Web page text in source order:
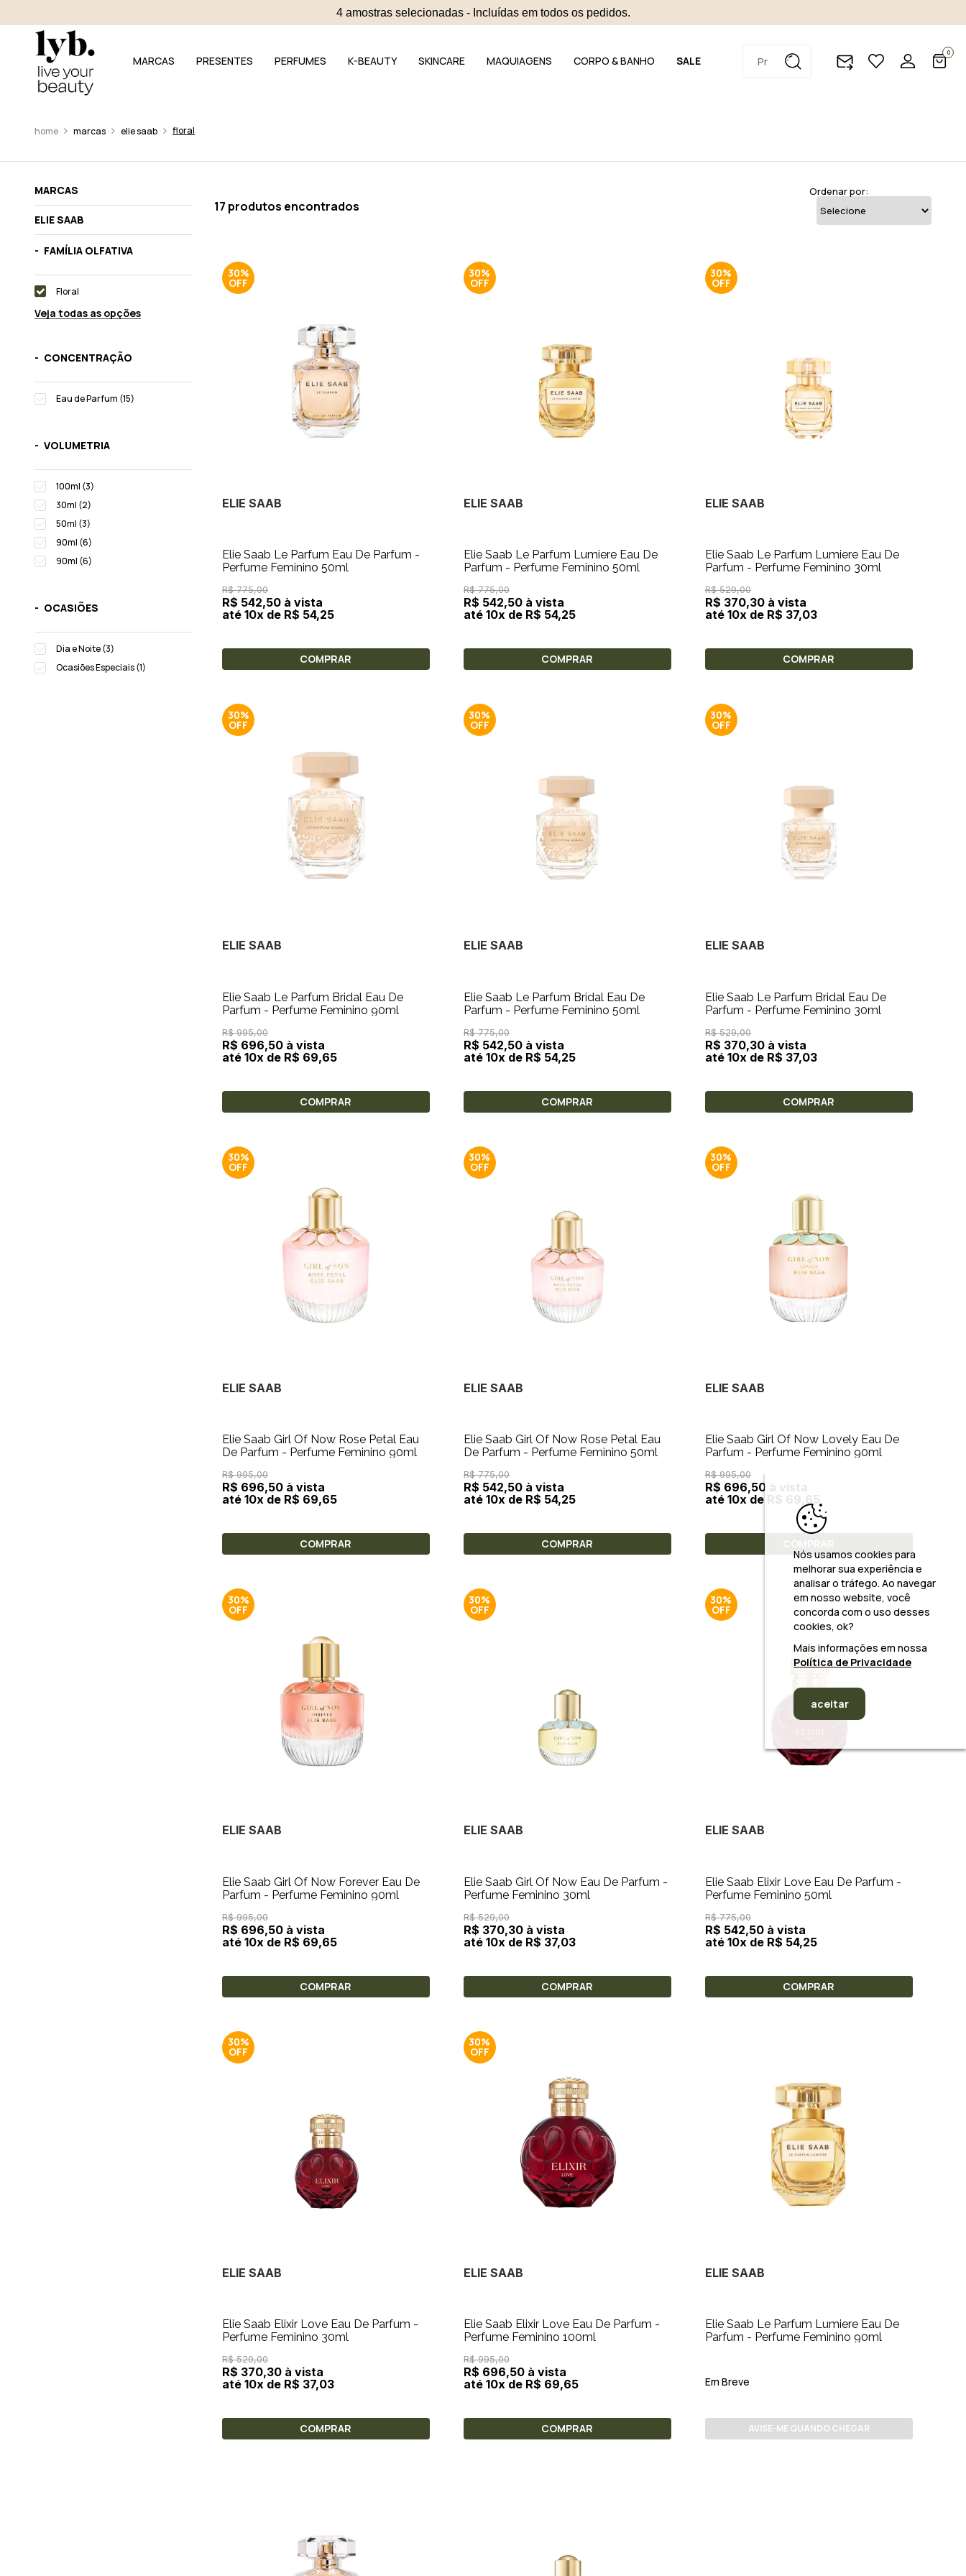
4 amostras selecionadas - Incluídas em todos os pedidos.
MARCAS PRESENTES PERFUMES K-BEAUTY SKINCARE MAQUIAGENS CORPO & BANHO SALE
0
marcas elie saab floral
MARCAS
ELIE SAAB
FAMÍLIA OLFATIVA
Floral
Veja todas as opções
CONCENTRAÇÃO
Eau de Parfum (15)
VOLUMETRIA
100ml (3)
30ml (2)
50ml (3)
90ml (6)
90ml (6)
OCASIÕES
Dia e Noite (3)
Ocasiões Especiais (1)
17 produtos encontrados
Ordenar por:
30%
ELIE SAAB
Elie Saab Le Parfum Eau De Parfum -
Perfume Feminino 50ml
R$ 775,00
R$ 542,50 à vista
até 10x de R$ 54,25
COMPRAR
30%
ELIE SAAB
Elie Saab Le Parfum Lumiere Eau De
Parfum - Perfume Feminino 50ml
R$ 775,00
R$ 542,50 à vista
até 10x de R$ 54,25
COMPRAR
30%
ELIE SAAB
Elie Saab Le Parfum Lumiere Eau De
Parfum - Perfume Feminino 30ml
R$ 529,00
R$ 370,30 à vista
até 10x de R$ 37,03
COMPRAR
30%
ELIE SAAB
Elie Saab Le Parfum Bridal Eau De
Parfum - Perfume Feminino 90ml
R$ 995,00
R$ 696,50 à vista
até 10x de R$ 69,65
COMPRAR
30%
ELIE SAAB
Elie Saab Le Parfum Bridal Eau De
Parfum - Perfume Feminino 50ml
R$ 775,00
R$ 542,50 à vista
até 10x de R$ 54,25
COMPRAR
30%
ELIE SAAB
Elie Saab Le Parfum Bridal Eau De
Parfum - Perfume Feminino 30ml
R$ 529,00
R$ 370,30 à vista
até 10x de R$ 37,03
COMPRAR
30%
ELIE SAAB
Elie Saab Girl Of Now Rose Petal Eau
De Parfum - Perfume Feminino 90ml
R$ 995,00
R$ 696,50 à vista
até 10x de R$ 69,65
COMPRAR
30%
ELIE SAAB
Elie Saab Girl Of Now Rose Petal Eau
De Parfum - Perfume Feminino 50ml
R$ 775,00
R$ 542,50 à vista
até 10x de R$ 54,25
COMPRAR
30%
ELIE SAAB
Elie Saab Girl Of Now Lovely Eau De
Parfum - Perfume Feminino 90ml
R$ 995,00
R$ 696,50 à vista
até 10x de R$ 69,65
30%
ELIE SAAB
Elie Saab Girl Of Now Forever Eau De
Parfum - Perfume Feminino 90ml
R$ 995,00
R$ 696,50 à vista
até 10x de R$ 69,65
COMPRAR
30%
ELIE SAAB
Elie Saab Girl Of Now Eau De Parfum -
Perfume Feminino 30ml
R$ 529,00
R$ 370,30 à vista
até 10x de R$ 37,03
COMPRAR
30%
ELIE SAAB
Elie Saab Elixir Love Eau De Parfum -
Perfume Feminino 50ml
R$ 775,00
R$ 542,50 à vista
até 10x de R$ 54,25
COMPRAR
30%
ELIE SAAB
Elie Saab Elixir Love Eau De Parfum -
Perfume Feminino 30ml
R$ 529,00
R$ 370,30 à vista
até 10x de R$ 37,03
COMPRAR
30%
ELIE SAAB
Elie Saab Elixir Love Eau De Parfum -
Perfume Feminino 100ml
R$ 995,00
R$ 696,50 à vista
até 10x de R$ 69,65
COMPRAR
ELIE SAAB
Elie Saab Le Parfum Lumiere Eau De
Parfum - Perfume Feminino 90ml
Em Breve
AVISE-ME QUANDO CHEGAR
Nós usamos cookies para
melhorar sua experiência e
analisar o tráfego. Ao navegar
em nosso website, você
concorda com o uso desses
cookies, ok?
Mais informações em nossa
Política de Privacidade
aceitar